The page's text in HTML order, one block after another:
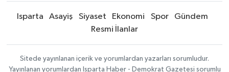
Isparta Asayiş Siyaset Ekonomi Spor
Gündem
Resmi İlanlar
Sitede yayınlanan içerik ve yorumlardan yazarları sorumludur.
Yayınlanan yorumlardan Isparta Haber - Demokrat Gazetesi sorumlu